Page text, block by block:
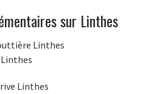
sur Linthes
Linthes
Linthes